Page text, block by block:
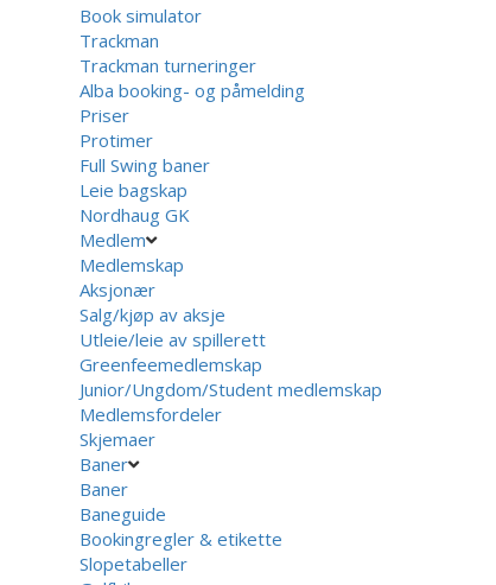
Book simulator
Trackman
Trackman turneringer
Alba booking- og påmelding
Priser
Protimer
Full Swing baner
Leie bagskap
Nordhaug GK
Medlem
Medlemskap
Aksjonær
Salg/kjøp av aksje
Utleie/leie av spillerett
Greenfeemedlemskap
Junior/Ungdom/Student medlemskap
Medlemsfordeler
Skjemaer
Baner
Baner
Baneguide
Bookingregler & etikette
Slopetabeller